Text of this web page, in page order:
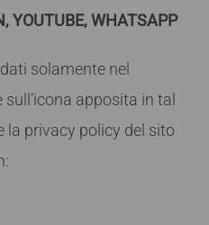
YOUTUBE, WHATSAPP
solamente nel
apposita in tal
la privacy policy del sito